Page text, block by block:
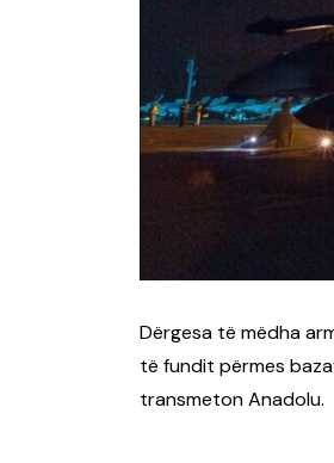
Dërgesa të mëdha
të fundit përmes
transmeton Anadolu.